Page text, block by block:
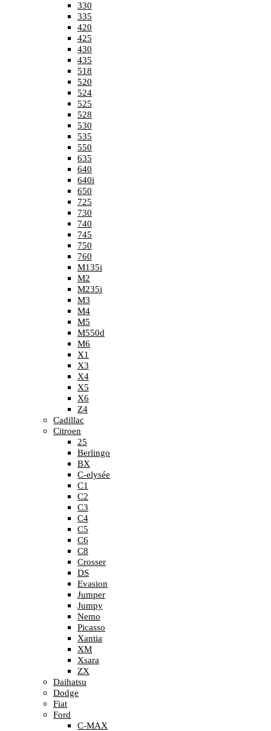
330
335
420
425
430
435
518
520
524
525
528
530
535
550
635
640
640i
650
725
730
740
745
750
760
M135i
M2
M235i
M3
M4
M5
M550d
M6
X1
X3
X4
X5
X6
Z4
Cadillac
Citroen
25
Berlingo
BX
C-elysée
C1
C2
C3
C4
C5
C6
C8
Crosser
DS
Evasion
Jumper
Jumpy
Nemo
Picasso
Xantia
XM
Xsara
ZX
Daihatsu
Dodge
Fiat
Ford
C-MAX